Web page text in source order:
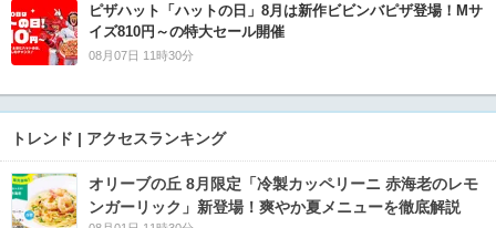
ピザハット「ハットの日」8月は新作ビビンバピザ登場！Mサ
イズ810円～の特大セール開催
08月07日 11時30分
トレンド | アクセスランキング
オリーブの丘 8月限定「冷製カッペリーニ 赤海老のレモ
ンガーリック」新登場！爽やか夏メニューを徹底解説